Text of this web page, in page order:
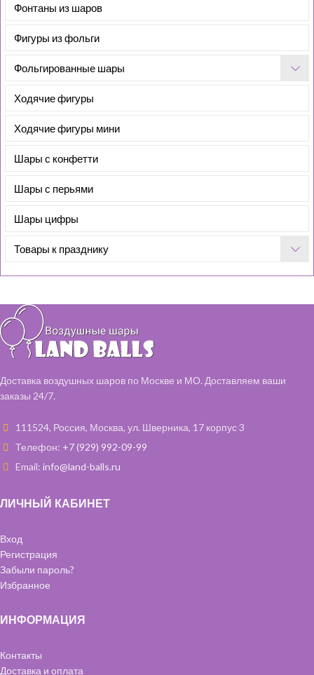
Фонтаны из шаров
Фигуры из фольги
Фольгированные шары
Ходячие фигуры
Ходячие фигуры мини
Шары с конфетти
Шары с перьями
Шары цифры
Товары к празднику
Доставка воздушных шаров по Москве и МО. Доставляем ваши
заказы 24/7.
111524, Россия, Москва, ул. Шверника, 17 корпус 3
Телефон: +7 (929) 992-09-99
Email: info@land-balls.ru
ЛИЧНЫЙ КАБИНЕТ
Вход
Регистрация
Забыли пароль?
Избранное
ИНФОРМАЦИЯ
Контакты
Доставка и оплата